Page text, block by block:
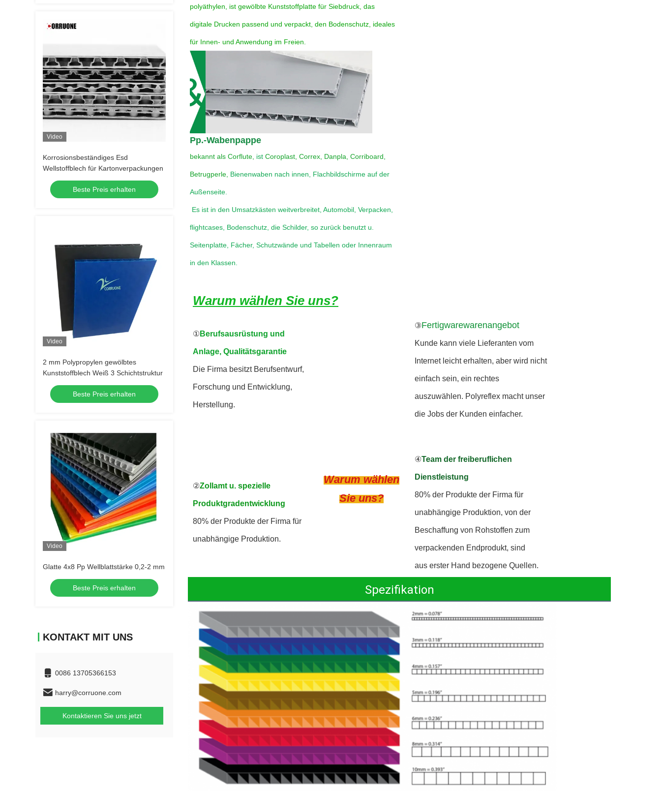
Video
Korrosionsbeständiges Esd
Wellstoffblech für Kartonverpackungen
Beste Preis erhalten
Video
2 mm Polypropylen gewölbtes
Kunststoffblech Weiß 3 Schichtstruktur
Beste Preis erhalten
Video
Glatte 4x8 Pp Wellblattstärke 0,2-2 mm
Beste Preis erhalten
KONTAKT MIT UNS
0086 13705366153
harry@corruone.com
Kontaktieren Sie uns jetzt
polyäthylen, ist gewölbte Kunststoffplatte für Siebdruck, das
digitale Drucken passend und verpackt, den Bodenschutz, ideales
für Innen- und Anwendung im Freien.
Pp.-Wabenpappe
bekannt als Corflute, ist Coroplast, Correx, Danpla, Corriboard,
Betrugperle, Bienenwaben nach innen, Flachbildschirme auf der
Außenseite.
Es ist in den Umsatzkästen weitverbreitet, Automobil, Verpacken,
flightcases, Bodenschutz, die Schilder, so zurück benutzt u.
Seitenplatte, Fächer, Schutzwände und Tabellen oder Innenraum
in den Klassen.
Warum wählen Sie uns?
①Berufsausrüstung und
Anlage, Qualitätsgarantie
Die Firma besitzt Berufsentwurf,
Forschung und Entwicklung,
Herstellung.
Warum wählen
Sie uns?
③Fertigwarewarenangebot
Kunde kann viele Lieferanten vom
Internet leicht erhalten, aber wird nicht
einfach sein, ein rechtes
auszuwählen. Polyreflex macht unser
die Jobs der Kunden einfacher.
②Zollamt u. spezielle
Produktgradentwicklung
80% der Produkte der Firma für
unabhängige Produktion.
④Team der freiberuflichen
Dienstleistung
80% der Produkte der Firma für
unabhängige Produktion, von der
Beschaffung von Rohstoffen zum
verpackenden Endprodukt, sind
aus erster Hand bezogene Quellen.
Spezifikation